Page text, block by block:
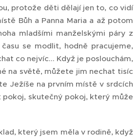
protože děti dělají jen to, co vidí
Bůh a Panna Maria a až potom
mladšími manželskými páry z
se modlit, hodně pracujeme,
co nejvíc... Když je poslouchám,
na světě, můžete jim nechat tisíc
Ježíše na prvním místě v srdcích
skutečný pokoj, který může
který jsem měla v rodině, když